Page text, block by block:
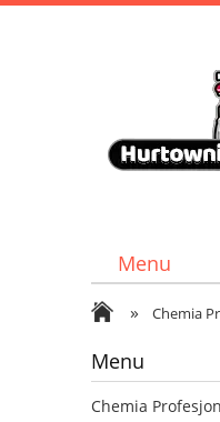
Menu
» Chemia
Menu
Chemia